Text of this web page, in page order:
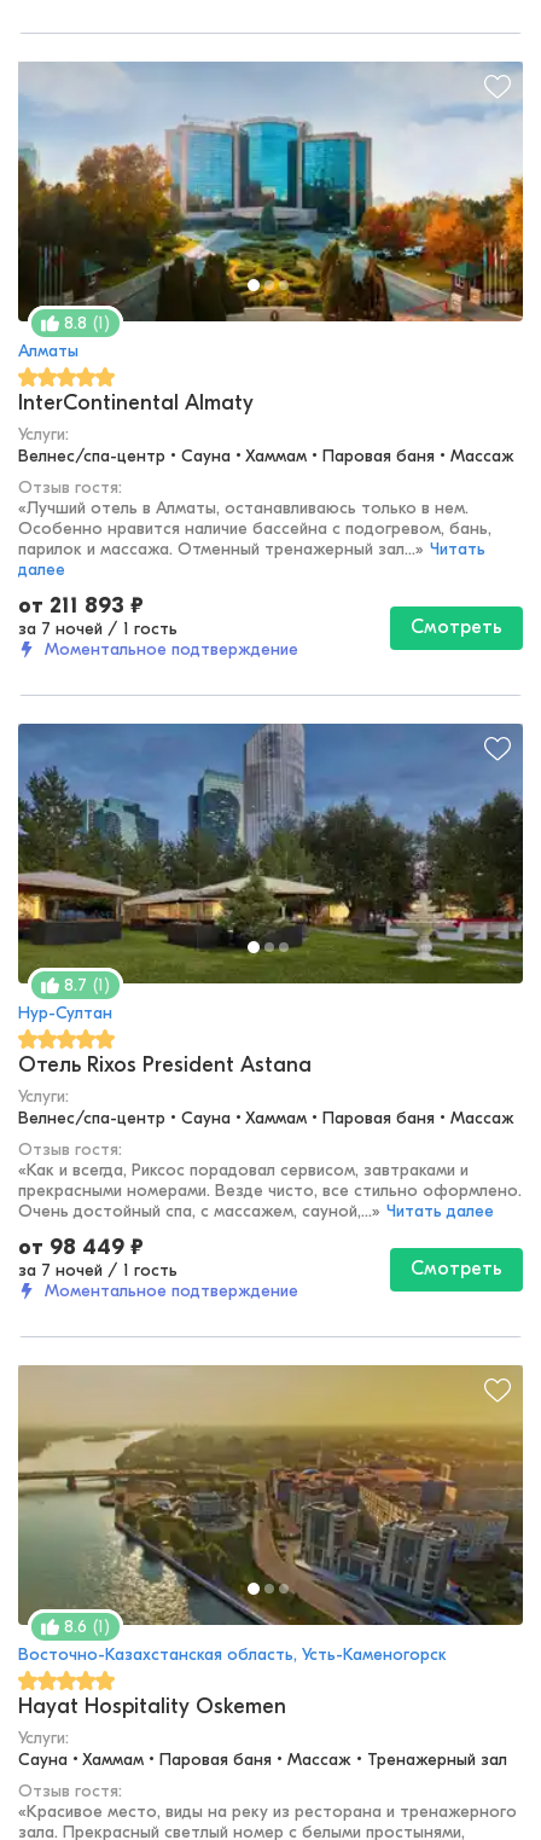
8.8 (1)
Алматы
InterContinental Almaty
Услуги:
Велнес/спа-центр • Сауна • Хаммам • Паровая баня • Массаж
Отзыв гостя:
«Лучший отель в Алматы, останавливаюсь только в нем.
Особенно нравится наличие бассейна с подогревом, бань,
парилок и массажа. Отменный тренажерный зал...» Читать
далее
от 211 893 ₽
за 7 ночей / 1 гость
Моментальное подтверждение
Смотреть
8.7 (1)
Нур-Султан
Отель Rixos President Astana
Услуги:
Велнес/спа-центр • Сауна • Хаммам • Паровая баня • Массаж
Отзыв гостя:
«Как и всегда, Риксос порадовал сервисом, завтраками и
прекрасными номерами. Везде чисто, все стильно оформлено.
Очень достойный спа, с массажем, сауной,...» Читать далее
от 98 449 ₽
за 7 ночей / 1 гость
Моментальное подтверждение
Смотреть
8.6 (1)
Восточно-Казахстанская область, Усть-Каменогорск
Hayat Hospitality Oskemen
Услуги:
Сауна • Хаммам • Паровая баня • Массаж • Тренажерный зал
Отзыв гостя:
«Красивое место, виды на реку из ресторана и тренажерного
зала. Прекрасный светлый номер с белыми простынями,